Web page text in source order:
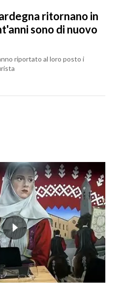
ritornano in
sono di nuovo
riportato al loro posto i